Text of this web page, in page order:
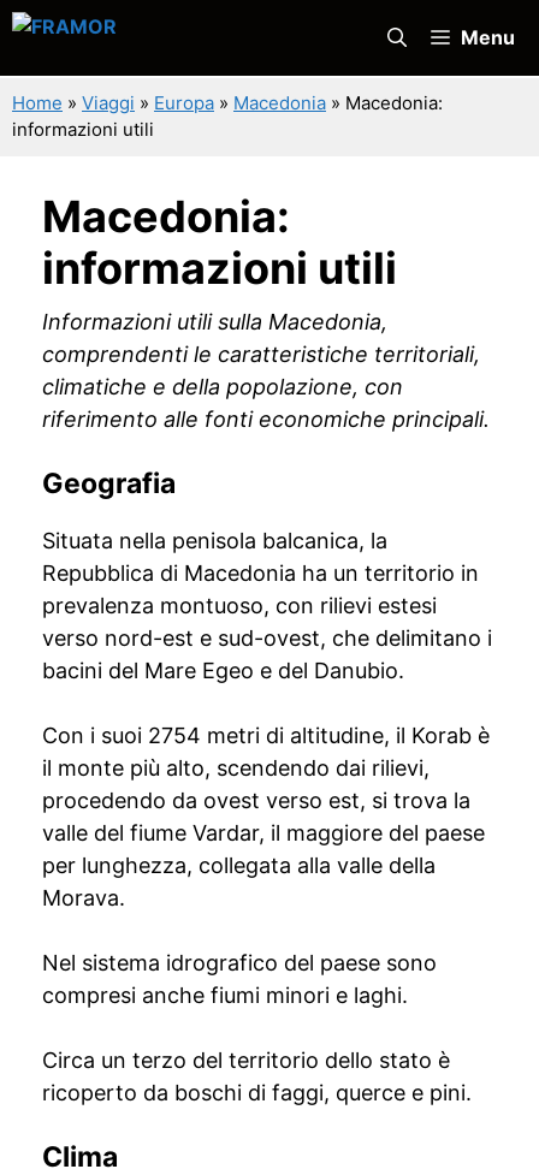
Vai
contenuto
Menu
Home » Viaggi » Europa » Macedonia » Macedonia:
informazioni utili
Macedonia:
informazioni utili
Informazioni utili sulla Macedonia,
comprendenti le caratteristiche territoriali,
climatiche e della popolazione, con
riferimento alle fonti economiche principali.
Geografia
Situata nella penisola balcanica, la
Repubblica di Macedonia ha un territorio in
prevalenza montuoso, con rilievi estesi
verso nord-est e sud-ovest, che delimitano i
bacini del Mare Egeo e del Danubio.
Con i suoi 2754 metri di altitudine, il Korab è
il monte più alto, scendendo dai rilievi,
procedendo da ovest verso est, si trova la
valle del fiume Vardar, il maggiore del paese
per lunghezza, collegata alla valle della
Morava.
Nel sistema idrografico del paese sono
compresi anche fiumi minori e laghi.
Circa un terzo del territorio dello stato è
ricoperto da boschi di faggi, querce e pini.
Clima